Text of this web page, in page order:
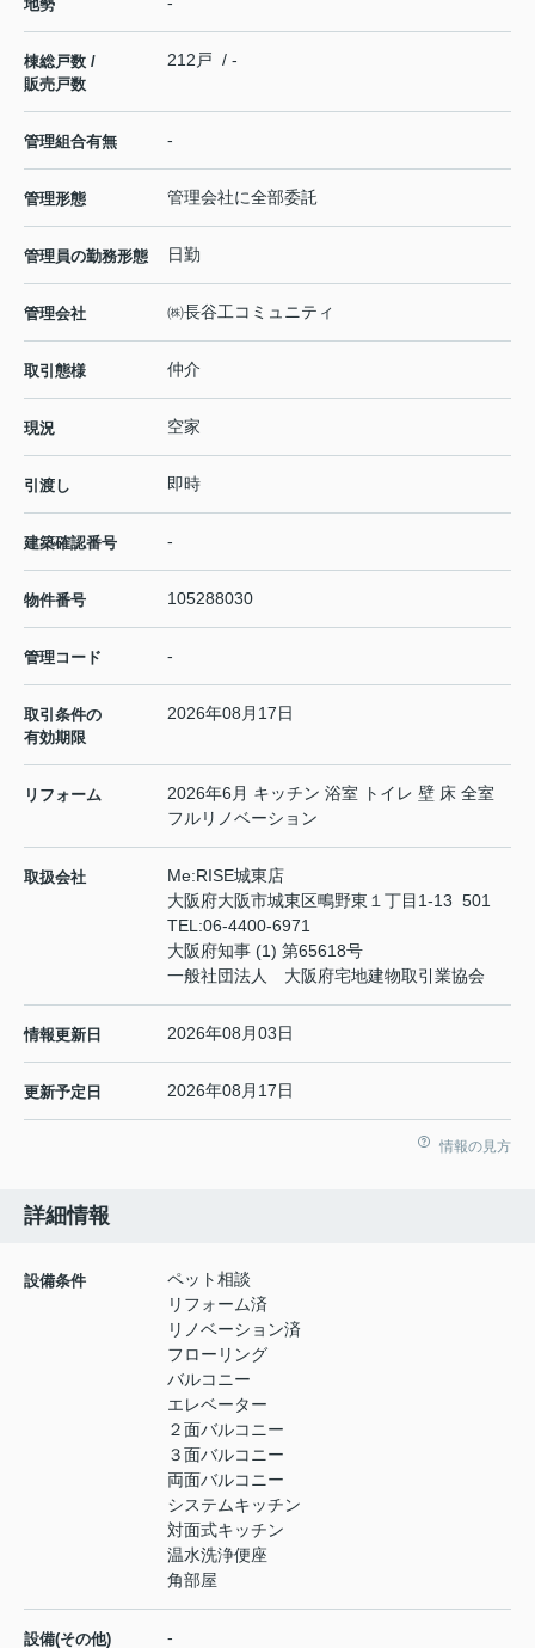
地勢
棟総戸数 /
販売戸数
212戸 / -
管理組合有無 -
管理形態 管理会社に全部委託
管理員の勤務形態 日勤
管理会社 ㈱長谷工コミュニティ
取引態様 仲介
現況 空家
引渡し 即時
建築確認番号 -
物件番号 105288030
管理コード -
取引条件の
有効期限
2026年08月17日
リフォーム
2026年6月 キッチン 浴室 トイレ 壁 床 全室
フルリノベーション
取扱会社
Me:RISE城東店
大阪府大阪市城東区鴫野東１丁目1-13 501
TEL:06-4400-6971
大阪府知事 (1) 第65618号
一般社団法人 大阪府宅地建物取引業協会
情報更新日 2026年08月03日
更新予定日 2026年08月17日
情報の見方
詳細情報
設備条件
ペット相談
リフォーム済
リノベーション済
フローリング
バルコニー
エレベーター
２面バルコニー
３面バルコニー
両面バルコニー
システムキッチン
対面式キッチン
温水洗浄便座
角部屋
設備(その他) -